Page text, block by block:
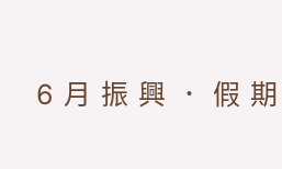
6月振興．假